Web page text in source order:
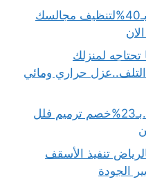
شركة تنظيف مجالس بالخرج بـ40%لتنظيف مجالسك
لمنزلك
التلف..عزل حراري ومائي
شركة ترميمات عامة بالرياض..بـ23%خصم ترميم فلل
تنفيذ الأسقف
الجودة